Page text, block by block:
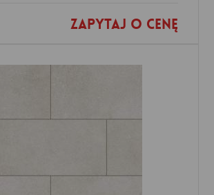
Zapytaj o cenę
Dodaj do ulubionych